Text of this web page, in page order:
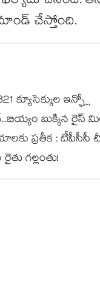
చేస్తోంది.
క్యూసెక్కుల ఇన్ఫ్లో
బుక్కిన రైస్
ప్రతీక :
గల్లంతు!